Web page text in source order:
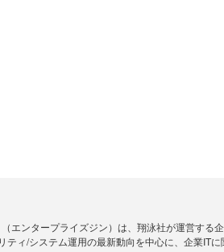
（エンタープライズジン）は、翔泳社が運営す
ティ/システム運用の最新動向を中心に、企業ITに